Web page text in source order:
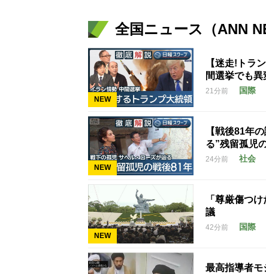
全国ニュース（ANN
NEW
【迷走!トラ
間選挙でも異
21分前 国際
NEW
【戦後81年
る”残留孤児
24分前 社会
NEW
「尊厳傷つ
議
42分前 国際
最高指導者